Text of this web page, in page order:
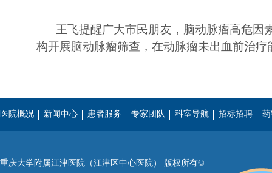
王飞提醒广大市民朋友，脑动脉瘤高危因
构开展脑动脉瘤筛查，在动脉瘤未出血前治疗
医院概况 新闻中心 患者服务 专家团队 科室导航 招标招聘
重庆大学附属江津医院（江津区中心医院） 版权所有©